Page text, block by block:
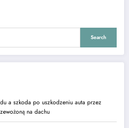
Search
a szkoda po uszkodzeniu auta przez
na dachu